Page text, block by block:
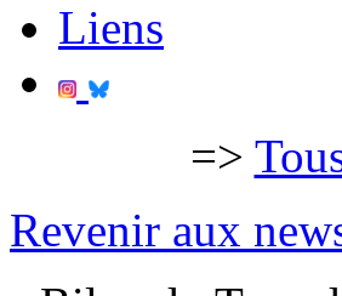
Liens
=>
Revenir aux